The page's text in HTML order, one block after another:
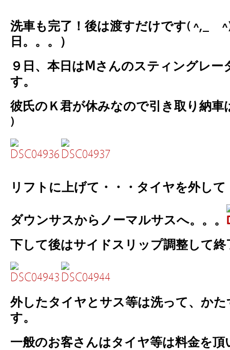
洗車も完了！後は渡すだけです( ^,_
日。。。）
９日、本日はⅯさんのスティングレー
す。
彼氏のＫ君が休みなので引き取り納
)
リフトに上げて・・・タイヤを外し
ダウンサスからノーマルサスへ。。。
下して後はサイドスリップ調整して
外したタイヤとサス等は洗って、か
す。
一般のお客さんはタイヤ等は料金を